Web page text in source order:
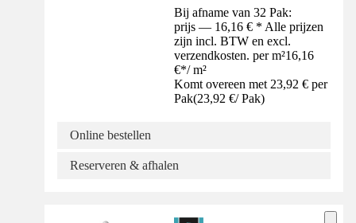
Bij afname van 32 Pak:
prijs — 16,16 € * Alle prijzen
zijn incl. BTW en excl.
verzendkosten. per m²16,16
€*/ m²
Komt overeen met 23,92 € per
Pak(23,92 €/ Pak)
Online bestellen
Reserveren & afhalen